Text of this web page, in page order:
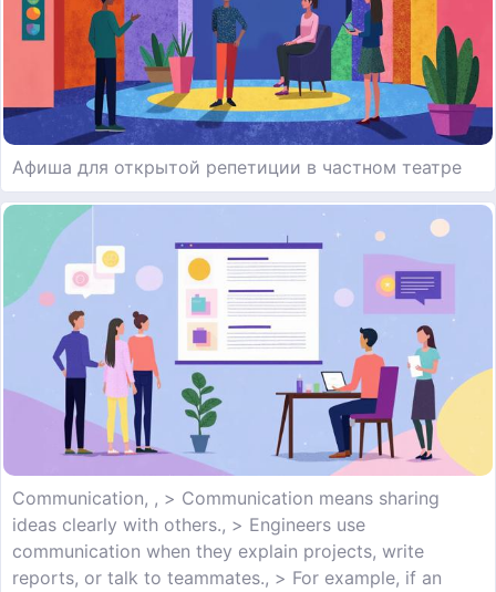
Афиша для открытой репетиции в частном театре
Communication, , > Communication means sharing
ideas clearly with others., > Engineers use
communication when they explain projects, write
reports, or talk to teammates., > For example, if an